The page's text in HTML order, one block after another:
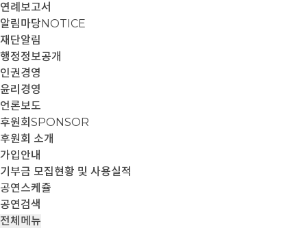
연례보고서
알림마당NOTICE
재단알림
행정정보공개
인권경영
윤리경영
언론보도
후원회 SPONSOR
후원회 소개
가입안내
기부금 모집현황 및 사용실적
공연스케쥴
공연검색
전체메뉴